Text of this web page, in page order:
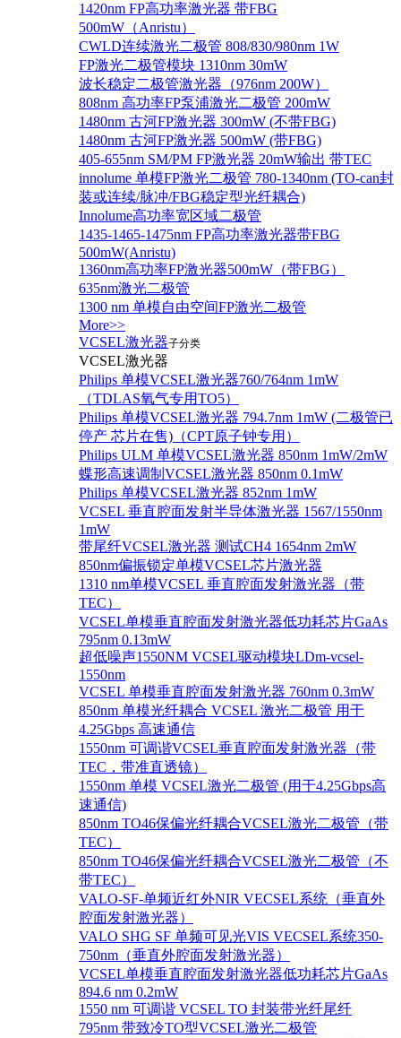
1420nm FP高功率激光器 带FBG
500mW（Anristu）
CWLD连续激光二极管 808/830/980nm 1W
FP激光二极管模块 1310nm 30mW
波长稳定二极管激光器（976nm 200W）
808nm 高功率FP泵浦激光二极管 200mW
1480nm 古河FP激光器 300mW (不带FBG)
1480nm 古河FP激光器 500mW (带FBG)
405-655nm SM/PM FP激光器 20mW输出 带TEC
innolume 单模FP激光二极管 780-1340nm (TO-can封
装或连续/脉冲/FBG稳定型光纤耦合)
Innolume高功率宽区域二极管
1435-1465-1475nm FP高功率激光器带FBG
500mW(Anristu)
1360nm高功率FP激光器500mW（带FBG）
635nm激光二极管
1300 nm 单模自由空间FP激光二极管
More>>
VCSEL激光器子分类
VCSEL激光器
Philips 单模VCSEL激光器760/764nm 1mW
（TDLAS氧气专用TO5）
Philips 单模VCSEL激光器 794.7nm 1mW (二极管已
停产 芯片在售)（CPT原子钟专用）
Philips ULM 单模VCSEL激光器 850nm 1mW/2mW
蝶形高速调制VCSEL激光器 850nm 0.1mW
Philips 单模VCSEL激光器 852nm 1mW
VCSEL 垂直腔面发射半导体激光器 1567/1550nm
1mW
带尾纤VCSEL激光器 测试CH4 1654nm 2mW
850nm偏振锁定单模VCSEL芯片激光器
1310 nm单模VCSEL 垂直腔面发射激光器（带
TEC）
VCSEL单模垂直腔面发射激光器低功耗芯片GaAs
795nm 0.13mW
超低噪声1550NM VCSEL驱动模块LDm-vcsel-
1550nm
VCSEL 单模垂直腔面发射激光器 760nm 0.3mW
850nm 单模光纤耦合 VCSEL 激光二极管 用于
4.25Gbps 高速通信
1550nm 可调谐VCSEL垂直腔面发射激光器（带
TEC，带准直透镜）
1550nm 单模 VCSEL激光二极管 (用于4.25Gbps高
速通信)
850nm TO46保偏光纤耦合VCSEL激光二极管（带
TEC）
850nm TO46保偏光纤耦合VCSEL激光二极管（不
带TEC）
VALO-SF-单频近红外NIR VECSEL系统（垂直外
腔面发射激光器）
VALO SHG SF 单频可见光VIS VECSEL系统350-
750nm（垂直外腔面发射激光器）
VCSEL单模垂直腔面发射激光器低功耗芯片GaAs
894.6 nm 0.2mW
1550 nm 可调谐 VCSEL TO 封装带光纤尾纤
795nm 带致冷TO型VCSEL激光二极管